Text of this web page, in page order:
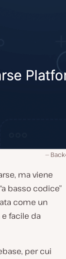
ma viene
basso codice”
come un
facile da
per cui